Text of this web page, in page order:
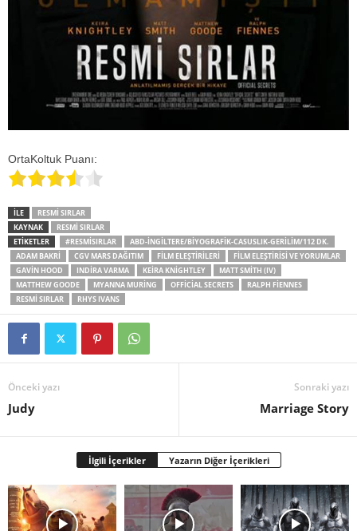
OrtaKoltuk Puanı:
İLE
RESMI SIRLAR
KAYNAK
RESMI SIRLAR
ETİKETLER
#RESMISIRLAR
ABD-İNGILTERE/BIYOGRAFIK-CASUSLIK-GERILIM/112 DK.
ADAM BAKRI
CGV MARS DAĞITIM FILM ELEŞTIRILERI
FILM ELEŞTIRISI VE YORUMLAR
GAVIN HOOD
INDIRA VARMA KEIRA KNIGHTLEY
MATT SMITH (IV)
MATTHEW GOODE
MYANNA MURING OFFICIAL SECRETS
RALPH FIENNES
RESMI SIRLAR
RHYS IVANS
Önceki yazı
Judy
Sonraki yazı
Marriage Story
İlgili İçerikler Yazarın Diğer İçerikleri